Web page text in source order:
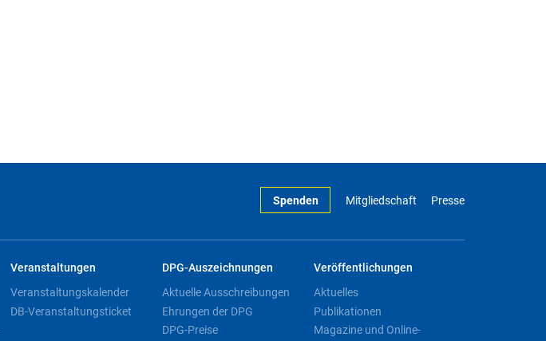
Spenden Mitgliedschaft Presse
Veranstaltungen
Veranstaltungskalender
DB-Veranstaltungsticket
DPG-Auszeichnungen
Aktuelle Ausschreibungen
Ehrungen der DPG
DPG-Preise
Veröffentlichungen
Aktuelles
Publikationen
Magazine und Online-